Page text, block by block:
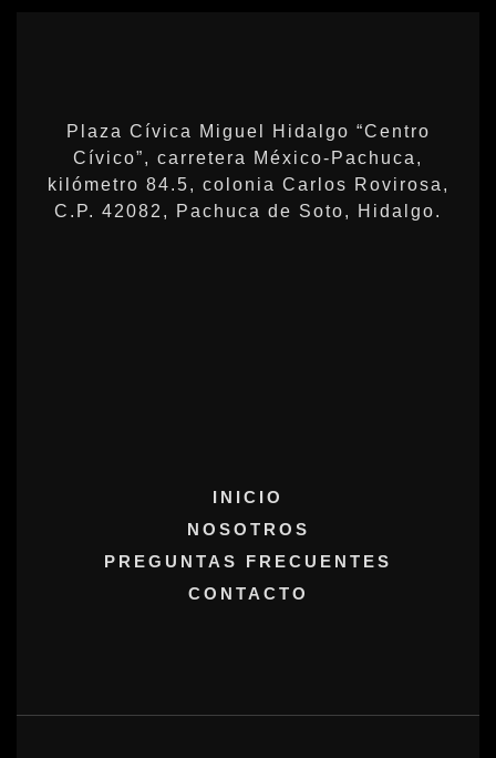
Plaza Cívica Miguel Hidalgo “Centro
Cívico”, carretera México-Pachuca,
kilómetro 84.5, colonia Carlos Rovirosa,
C.P. 42082, Pachuca de Soto, Hidalgo.
INICIO
NOSOTROS
PREGUNTAS FRECUENTES
CONTACTO